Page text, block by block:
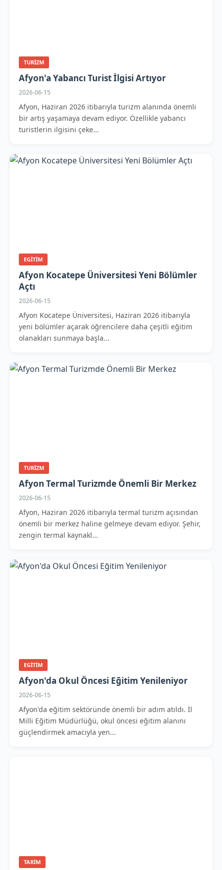
TURIZM
Afyon'a Yabancı Turist İlgisi Artıyor
2026-06-15
Afyon, Haziran 2026 itibarıyla turizm alanında önemli
bir artış yaşamaya devam ediyor. Özellikle yabancı
turistlerin ilgisini çeke...
EGITIM
Afyon Kocatepe Üniversitesi Yeni Bölümler
Açtı
2026-06-15
Afyon Kocatepe Üniversitesi, Haziran 2026 itibarıyla
yeni bölümler açarak öğrencilere daha çeşitli eğitim
olanakları sunmaya başla...
TURIZM
Afyon Termal Turizmde Önemli Bir Merkez
2026-06-15
Afyon, Haziran 2026 itibarıyla termal turizm açısından
önemli bir merkez haline gelmeye devam ediyor. Şehir,
zengin termal kaynakl...
EGITIM
Afyon'da Okul Öncesi Eğitim Yenileniyor
2026-06-15
Afyon'da eğitim sektöründe önemli bir adım atıldı. İl
Milli Eğitim Müdürlüğü, okul öncesi eğitim alanını
güçlendirmek amacıyla yen...
TARIM